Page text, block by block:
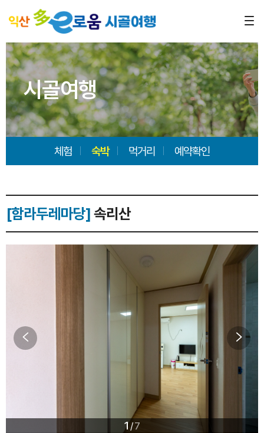
시골여행
체험 숙박 먹거리 예약확인
[함라두레마당] 속리산
1/7